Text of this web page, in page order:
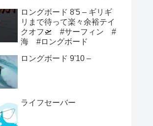
ロングボード 8'5 – ギリギ
リまで待って楽々余裕テイ
クオフ🛫 #サーフィン #
海 #ロングボード
ロングボード 9'10 –
ライフセーバー